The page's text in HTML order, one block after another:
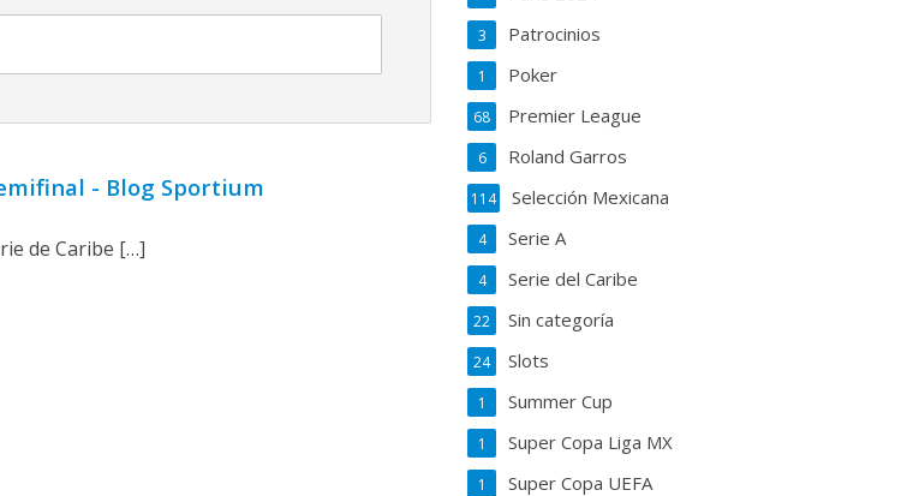
- Blog Sportium
de Caribe […]
Patrocinios
3
Poker
1
Premier League
68
Roland Garros
6
Selección Mexicana
114
Serie A
4
Serie del Caribe
4
Sin categoría
22
Slots
24
Summer Cup
1
Super Copa Liga MX
1
Super Copa UEFA
1